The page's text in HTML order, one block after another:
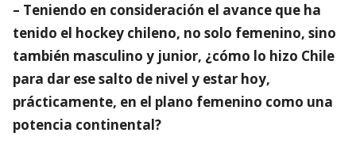
– Teniendo en consideración el avance que ha
tenido el hockey chileno, no solo femenino, sino
también masculino y junior, ¿cómo lo hizo Chile
para dar ese salto de nivel y estar hoy,
prácticamente, en el plano femenino como una
potencia continental?